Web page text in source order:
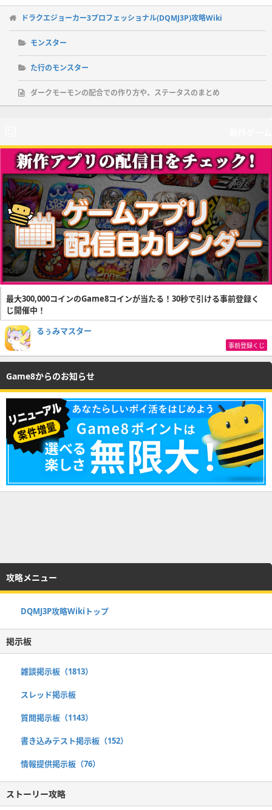
ドラクエジョーカー3プロフェッショナル(DQMJ3P)攻略Wiki
モンスター
た行のモンスター
ダークモーモンの配合での作り方や、ステータスのまとめ
最大300,000コインのGame8コインが当たる！30秒で引ける事前登録く
じ開催中！
るぅみマスター
事前登録くじ
Game8からのお知らせ
攻略メニュー
DQMJ3P攻略Wikiトップ
掲示板
雑談掲示板（1813）
スレッド掲示板
質問掲示板（1143）
書き込みテスト掲示板（152）
情報提供掲示板（76）
ストーリー攻略